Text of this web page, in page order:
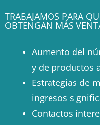
TRABAJAMOS PARA
OBTENGAN MÁS
Aumento del
y de productos
Estrategias de
ingresos
Contactos